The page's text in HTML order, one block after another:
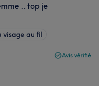
.. top je
visage au fil
Avis vérifié